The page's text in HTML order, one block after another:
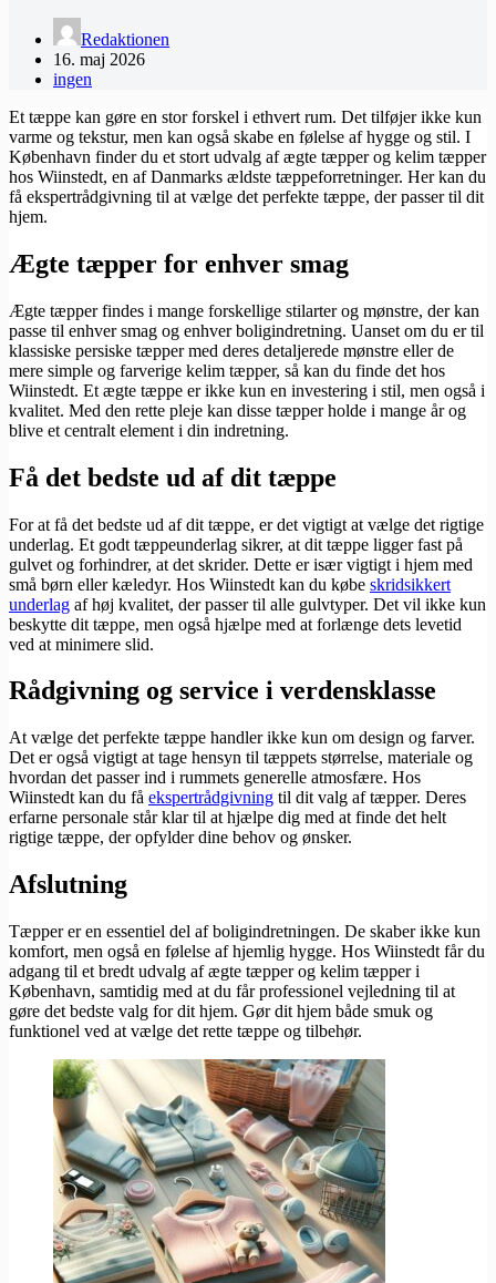
Redaktionen
16. maj 2026
ingen
Et tæppe kan gøre en stor forskel i ethvert rum. Det tilføjer ikke kun
varme og tekstur, men kan også skabe en følelse af hygge og stil. I
København finder du et stort udvalg af ægte tæpper og kelim tæpper
hos Wiinstedt, en af Danmarks ældste tæppeforretninger. Her kan du
få ekspertrådgivning til at vælge det perfekte tæppe, der passer til dit
hjem.
Ægte tæpper for enhver smag
Ægte tæpper findes i mange forskellige stilarter og mønstre, der kan
passe til enhver smag og enhver boligindretning. Uanset om du er til
klassiske persiske tæpper med deres detaljerede mønstre eller de
mere simple og farverige kelim tæpper, så kan du finde det hos
Wiinstedt. Et ægte tæppe er ikke kun en investering i stil, men også i
kvalitet. Med den rette pleje kan disse tæpper holde i mange år og
blive et centralt element i din indretning.
Få det bedste ud af dit tæppe
For at få det bedste ud af dit tæppe, er det vigtigt at vælge det rigtige
underlag. Et godt tæppeunderlag sikrer, at dit tæppe ligger fast på
gulvet og forhindrer, at det skrider. Dette er især vigtigt i hjem med
små børn eller kæledyr. Hos Wiinstedt kan du købe skridsikkert
underlag af høj kvalitet, der passer til alle gulvtyper. Det vil ikke kun
beskytte dit tæppe, men også hjælpe med at forlænge dets levetid
ved at minimere slid.
Rådgivning og service i verdensklasse
At vælge det perfekte tæppe handler ikke kun om design og farver.
Det er også vigtigt at tage hensyn til tæppets størrelse, materiale og
hvordan det passer ind i rummets generelle atmosfære. Hos
Wiinstedt kan du få ekspertrådgivning til dit valg af tæpper. Deres
erfarne personale står klar til at hjælpe dig med at finde det helt
rigtige tæppe, der opfylder dine behov og ønsker.
Afslutning
Tæpper er en essentiel del af boligindretningen. De skaber ikke kun
komfort, men også en følelse af hjemlig hygge. Hos Wiinstedt får du
adgang til et bredt udvalg af ægte tæpper og kelim tæpper i
København, samtidig med at du får professionel vejledning til at
gøre det bedste valg for dit hjem. Gør dit hjem både smuk og
funktionel ved at vælge det rette tæppe og tilbehør.